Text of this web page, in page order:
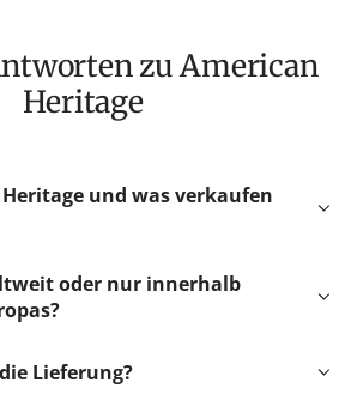
Heritage
und was verkaufen
oder nur innerhalb
Lieferung?